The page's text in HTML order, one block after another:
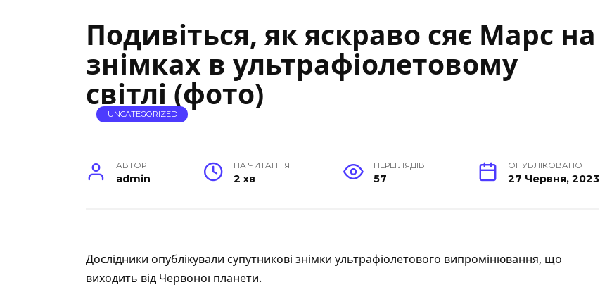
Подивіться, як яскраво сяє Марс на
знімках в ультрафіолетовому
світлі (фото)
UNCATEGORIZED
АВТОР
admin
НА ЧИТАННЯ
2 хв
ПЕРЕГЛЯДІВ
57
ОПУБЛІКОВАНО
27 Червня, 2023
Дослідники опублікували супутникові знімки ультрафіолетового випромінювання, що
виходить від Червоної планети.